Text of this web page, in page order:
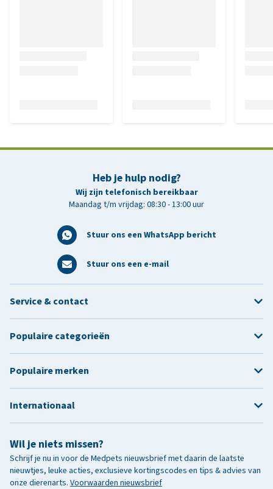
Heb je hulp nodig?
Wij zijn telefonisch bereikbaar
Maandag t/m vrijdag: 08:30 - 13:00 uur
Stuur ons een WhatsApp bericht
Stuur ons een e-mail
Wil je niets missen?
Schrijf je nu in voor de Medpets nieuwsbrief met daarin de laatste
nieuwtjes, leuke acties, exclusieve kortingscodes en tips & advies van
onze dierenarts. Voorwaarden nieuwsbrief
Service & contact
Populaire categorieën
Populaire merken
Internationaal